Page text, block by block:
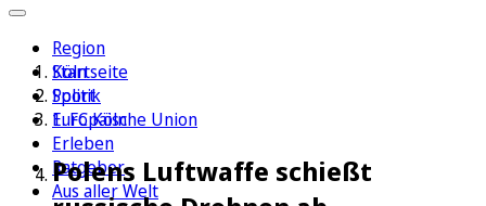
Region
Köln
Sport
1. FC Köln
Erleben
Ratgeber
Aus aller Welt
Startseite
Politik
Europäische Union
Polens Luftwaffe schießt